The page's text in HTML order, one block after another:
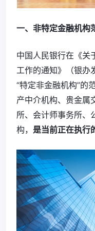
一、非特定金融机构
中国人民银行在《关
工作的通知》（银办
“特定非金融机构”的
产中介机构、贵金属
所、会计师事务所、
构， 是当前正在执行